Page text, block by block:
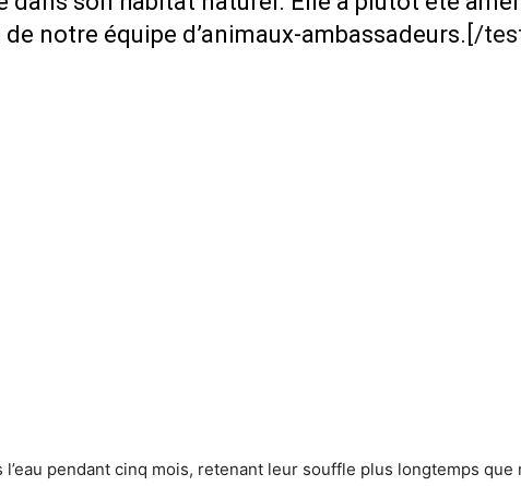
notre équipe d’animaux-ambassadeurs. [/
pendant cinq mois, retenant leur souffle plus longtemps que